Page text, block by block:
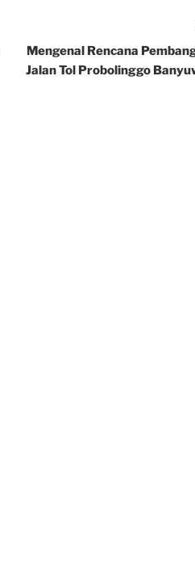
Mengenal Rencana
Jalan Tol Probolinggo